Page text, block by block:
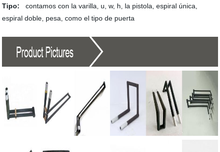
Tipo:contamos con la varilla, u, w, h, la pistola, espiral única,
espiral doble, pesa, como el tipo de puerta